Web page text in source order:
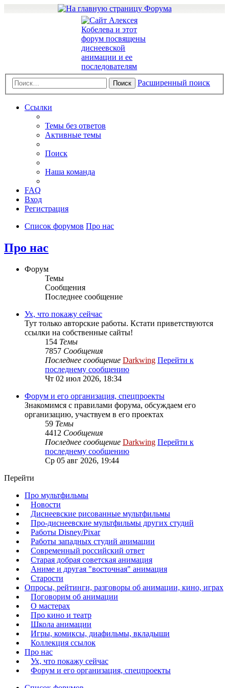
Поиск Расширенный поиск
Ссылки
Темы без ответов
Активные темы
Поиск
Наша команда
FAQ
Вход
Регистрация
Список форумов Про нас
Про нас
Форум
Темы
Сообщения
Последнее сообщение
Ух, что покажу сейчас
Тут только авторские работы. Кстати приветствуются
ссылки на собственные сайты!
154 Темы
7857 Сообщения
Последнее сообщение Darkwing Перейти к
последнему сообщению
Чт 02 июл 2026, 18:34
Форум и его организация, спецпроекты
Знакомимся с правилами форума, обсуждаем его
организацию, участвуем в его проектах
59 Темы
4412 Сообщения
Последнее сообщение Darkwing Перейти к
последнему сообщению
Ср 05 авг 2026, 19:44
Перейти
Про мультфильмы
Новости
Диснеевские рисованные мультфильмы
Про-диснеевские мультфильмы других студий
Работы Disney/Pixar
Работы западных студий анимации
Современный российский ответ
Старая добрая советская анимация
Аниме и другая "восточная" анимация
Старости
Опросы, рейтинги, разговоры об анимации, кино, играх
Поговорим об анимации
О мастерах
Про кино и театр
Школа анимации
Игры, комиксы, диафильмы, вкладыши
Коллекция ссылок
Про нас
Ух, что покажу сейчас
Форум и его организация, спецпроекты